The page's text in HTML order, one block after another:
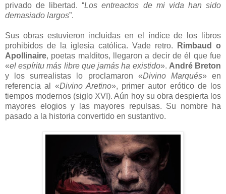
privado de libertad. “Los entreactos de mi vida han sido
demasiado largos”.
Sus obras estuvieron incluidas en el índice de los libros
prohibidos de la iglesia católica. Vade retro.
Rimbaud o
Apollinaire, poetas malditos, llegaron a decir de él que fue
«el espíritu más libre que jamás ha existido». André Breton
y los surrealistas lo proclamaron «Divino Marqués» en
referencia al «Divino Aretino», primer autor erótico de los
tiempos modernos (siglo XVI). Aún hoy su obra despierta los
mayores elogios y las mayores repulsas. Su nombre ha
pasado a la historia convertido en sustantivo.